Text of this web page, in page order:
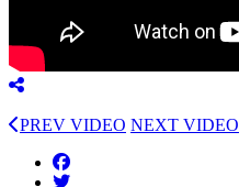
PREV VIDEO NEXT VIDEO